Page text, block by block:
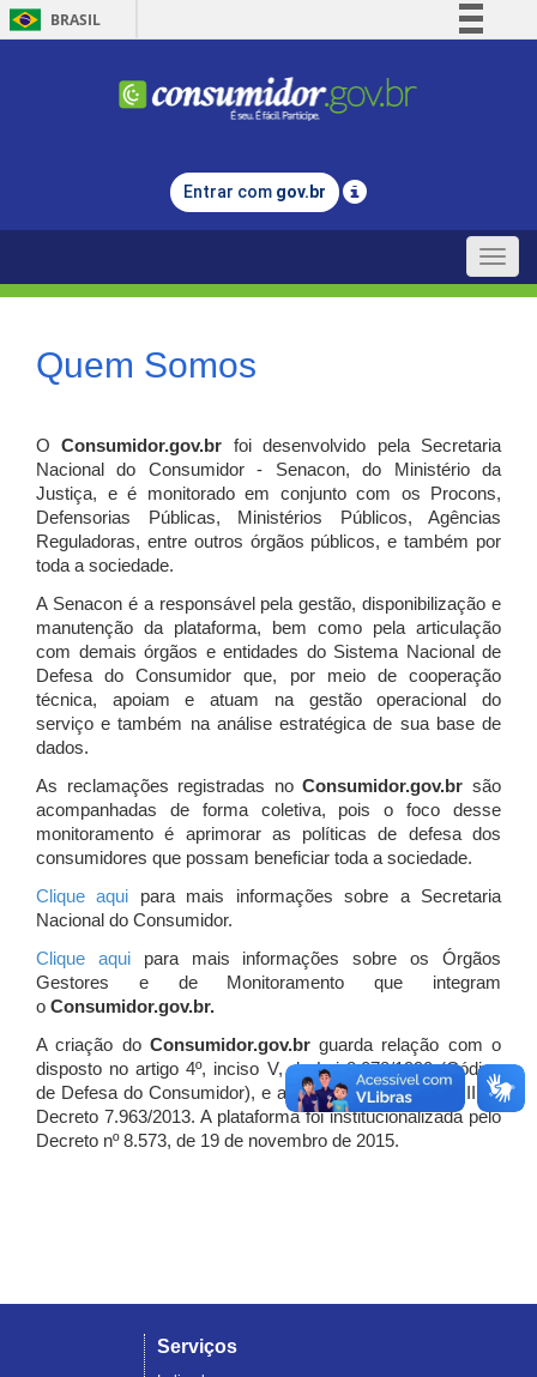
BRASIL
Comunica BR
Legislação
Entrar com gov.br
Toggle
Quem Somos
OConsumidor.gov.br
foi desenvolvido pela Secretaria
Nacional do Consumidor - Senacon, do Ministério da
Justiça, e é monitorado em conjunto com os Procons,
Defensorias Públicas, Ministérios Públicos, Agências
Reguladoras, entre outros órgãos públicos, e também por
toda a sociedade.
A Senacon é a responsável pela gestão, disponibilização e
manutenção da plataforma, bem como pela articulação
com demais órgãos e entidades do Sistema Nacional de
Defesa do Consumidor que, por meio de cooperação
técnica, apoiam e atuam na gestão operacional do
serviço e também na análise estratégica de sua base de
dados.
As reclamações registradas noConsumidor.gov.br são
acompanhadas de forma coletiva, pois o foco desse
monitoramento é aprimorar as políticas de defesa dos
consumidores que possam beneficiar toda a sociedade.
Clique aqui para mais informações sobre a Secretaria
Nacional do Consumidor.
Clique aquipara mais informações sobre os Órgãos
Gestores e de Monitoramento que integram
o Consumidor.gov.br.
A criação do Consumidor.gov.brguarda relação com o
disposto no artigo 4º, inciso V, da Lei 8.078/1990 (Código
de Defesa do Consumidor), e artigo 7º, incisos I, II e III do
Decreto 7.963/2013. A plataforma foi institucionalizada pelo
Decreto nº 8.573, de 19 de novembro de 2015.
Serviços